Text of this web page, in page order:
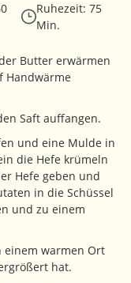
Ruhezeit: 75
Min.
Butter erwärmen
Handwärme
Saft auffangen.
und eine Mulde in
die Hefe krümeln
Hefe geben und
in die Schüssel
und zu einem
einem warmen Ort
hat.